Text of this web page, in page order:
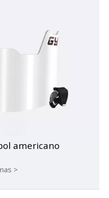
americano
>